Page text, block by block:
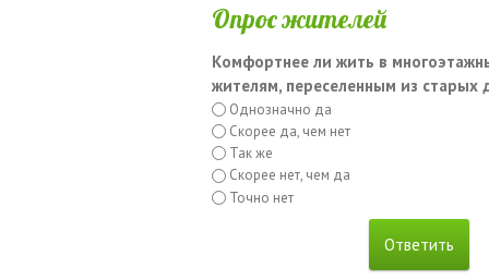
Опрос жителей
Комфортнее ли жить в
жителям, переселенным из старых
Однозначно да
Скорее да, чем нет
Так же
Скорее нет, чем да
Точно нет